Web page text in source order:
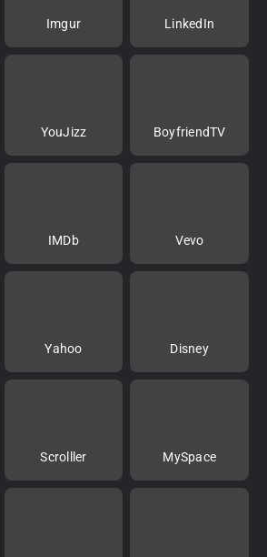
Imgur LinkedIn
YouJizz BoyfriendTV
IMDb Vevo
Yahoo Disney
Scrolller MySpace